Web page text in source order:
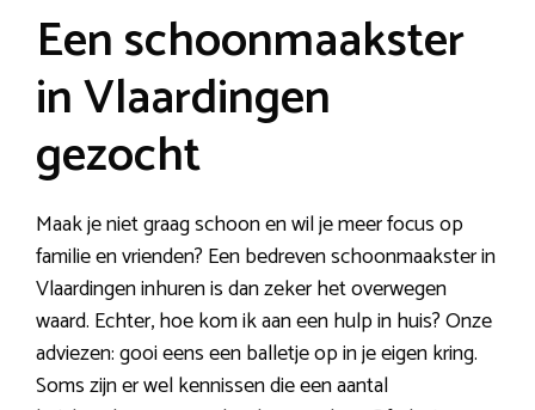
Een schoonmaakster
in Vlaardingen
gezocht
Maak je niet graag schoon en wil je meer focus op
familie en vrienden? Een bedreven schoonmaakster in
Vlaardingen inhuren is dan zeker het overwegen
waard. Echter, hoe kom ik aan een hulp in huis? Onze
adviezen: gooi eens een balletje op in je eigen kring.
Soms zijn er wel kennissen die een aantal